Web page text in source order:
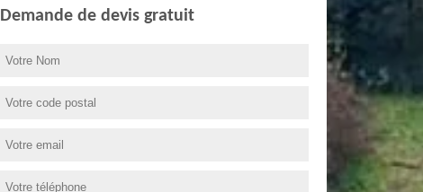
Demande de devis gratuit